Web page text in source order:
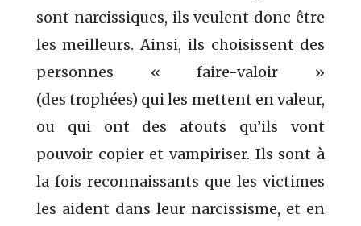
sont narcissiques, ils veulent donc être
les meilleurs. Ainsi, ils choisissent des
personnes « faire-valoir »
(des trophées) qui les mettent en valeur,
ou qui ont des atouts qu’ils vont
pouvoir copier et vampiriser. Ils sont à
la fois reconnaissants que les victimes
les aident dans leur narcissisme, et en